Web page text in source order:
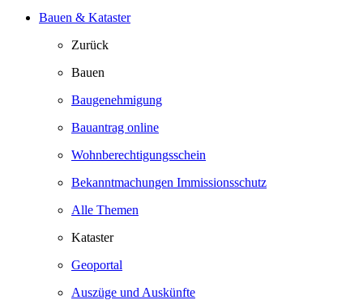
Bauen & Kataster
Zurück
Bauen
Baugenehmigung
Bauantrag online
Wohnberechtigungsschein
Bekanntmachungen Immissionsschutz
Alle Themen
Kataster
Geoportal
Auszüge und Auskünfte